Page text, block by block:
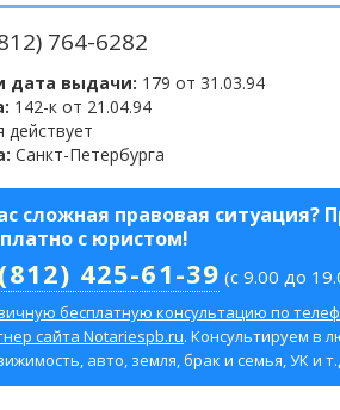
764-6282
дата выдачи: 179 от 31.03.94
142-к от 21.04.94
действует
Санкт-Петербурга
сложная правовая ситуация?
с юристом!
425-61-39 (с 9.00 до
бесплатную консультацию по
сайта Notariespb.ru. Консультируем в
авто, земля, брак и семья, УК и